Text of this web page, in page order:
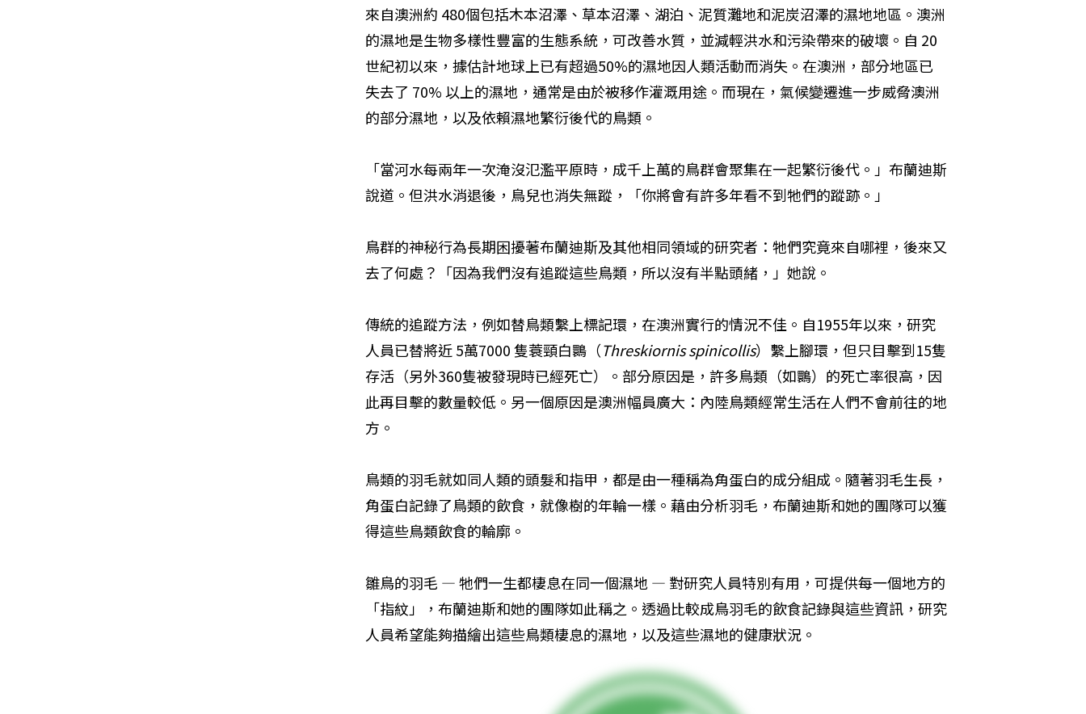
來自澳洲約 480個包括木本沼澤、草本沼澤、湖泊、泥質灘地和泥炭沼澤的濕地地區。澳洲
的濕地是生物多樣性豐富的生態系統，可改善水質，並減輕洪水和污染帶來的破壞。自 20
世紀初以來，據估計地球上已有超過50%的濕地因人類活動而消失。在澳洲，部分地區已
失去了 70% 以上的濕地，通常是由於被移作灌溉用途。而現在，氣候變遷進一步威脅澳洲
的部分濕地，以及依賴濕地繁衍後代的鳥類。
「當河水每兩年一次淹沒氾濫平原時，成千上萬的鳥群會聚集在一起繁衍後代。」布蘭迪斯
說道。但洪水消退後，鳥兒也消失無蹤，「你將會有許多年看不到牠們的蹤跡。」
鳥群的神秘行為長期困擾著布蘭迪斯及其他相同領域的研究者：牠們究竟來自哪裡，後來又
去了何處？「因為我們沒有追蹤這些鳥類，所以沒有半點頭緒，」她說。
傳統的追蹤方法，例如替鳥類繫上標記環，在澳洲實行的情況不佳。自1955年以來，研究
人員已替將近 5萬7000 隻蓑頸白䴉（Threskiornis spinicollis）繫上腳環，但只目擊到15隻
存活（另外360隻被發現時已經死亡）。部分原因是，許多鳥類（如䴉）的死亡率很高，因
此再目擊的數量較低。另一個原因是澳洲幅員廣大：內陸鳥類經常生活在人們不會前往的地
方。
鳥類的羽毛就如同人類的頭髮和指甲，都是由一種稱為角蛋白的成分組成。隨著羽毛生長，
角蛋白記錄了鳥類的飲食，就像樹的年輪一樣。藉由分析羽毛，布蘭迪斯和她的團隊可以獲
得這些鳥類飲食的輪廓。
雛鳥的羽毛 — 牠們一生都棲息在同一個濕地 — 對研究人員特別有用，可提供每一個地方的
「指紋」，布蘭迪斯和她的團隊如此稱之。透過比較成鳥羽毛的飲食記錄與這些資訊，研究
人員希望能夠描繪出這些鳥類棲息的濕地，以及這些濕地的健康狀況。